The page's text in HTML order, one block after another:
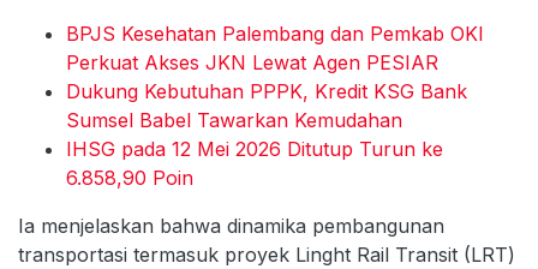
BPJS Kesehatan Palembang dan Pemkab OKI
Perkuat Akses JKN Lewat Agen PESIAR
Dukung Kebutuhan PPPK, Kredit KSG Bank
Sumsel Babel Tawarkan Kemudahan
IHSG pada 12 Mei 2026 Ditutup Turun ke
6.858,90 Poin
Ia menjelaskan bahwa dinamika pembangunan
transportasi termasuk proyek Linght Rail Transit (LRT)